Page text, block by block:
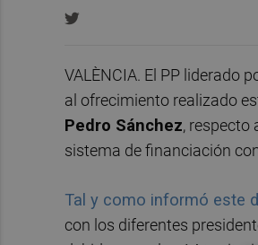
VALÈNCIA. El PP liderado
al ofrecimiento realizado
Pedro Sánchez, respecto
sistema de financiación
Tal y como informó este
con los diferentes